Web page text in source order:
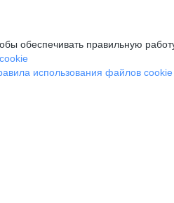
обеспечивать правильную
использования файлов cookie